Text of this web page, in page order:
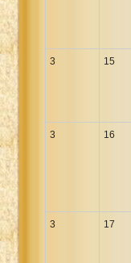
3 15
3 16
3 17